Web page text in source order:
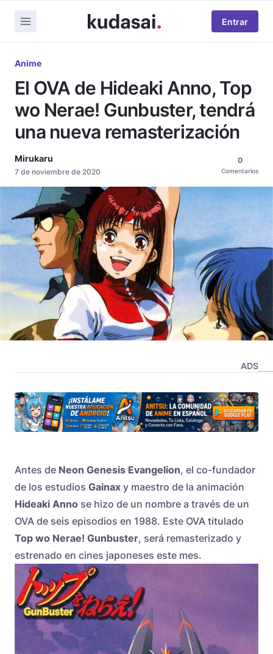
Entrar
Anime
El OVA de Hideaki Anno, Top
wo Nerae! Gunbuster, tendrá
una nueva remasterización
Mirukaru
7 de noviembre de 2020
0
Comentarios
ADS
Antes de Neon Genesis Evangelion, el co-fundador
de los estudios Gainax y maestro de la animación
Hideaki Anno se hizo de un nombre a través de un
OVA de seis episodios en 1988. Este OVA titulado
Top wo Nerae! Gunbuster, será remasterizado y
estrenado en cines japoneses este mes.